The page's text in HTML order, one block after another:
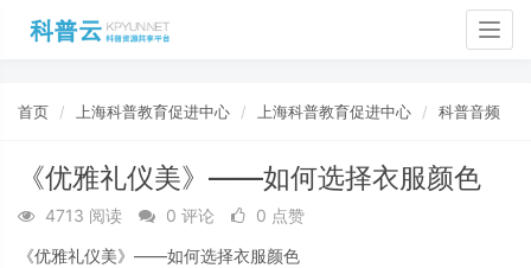
首页 上海科普教育促进中心 上海科普教育促进中心 科普音频
《优雅礼仪美》——如何选择衣服颜色
4713 阅读 0 评论
0 点赞
《优雅礼仪美》——如何选择衣服颜色